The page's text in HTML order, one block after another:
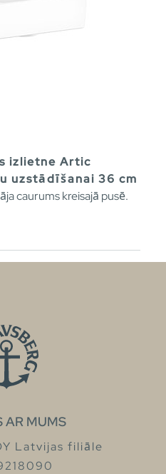
izlietne Artic
uzstādīšanai 36 cm
caurums kreisajā pusē.
AR MUMS
Latvijas filiāle